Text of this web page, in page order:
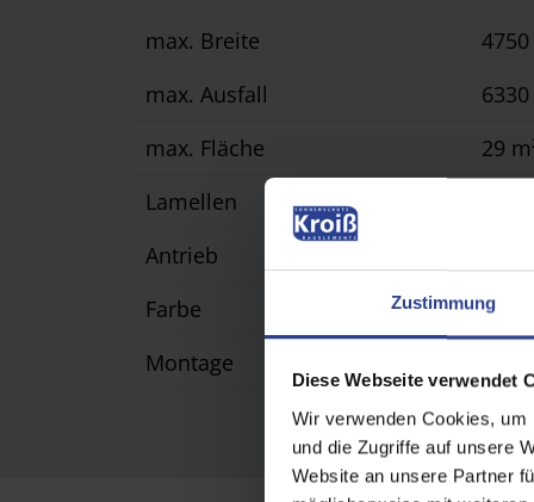
Zustimmung
Diese Webseite verwendet
Wir verwenden Cookies,
und die Zugriffe auf unsere
Website an unsere Partner
max. Breite
max. Ausfall
max. Fläche
29
Lamellen
Antrieb
Farbe
Montage